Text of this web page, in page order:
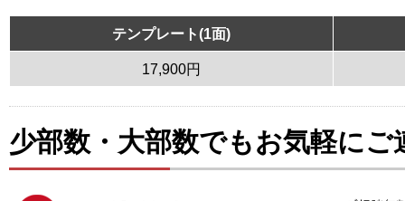
テンプレート(1面)
17,900円
少部数・大部数でもお気軽にご